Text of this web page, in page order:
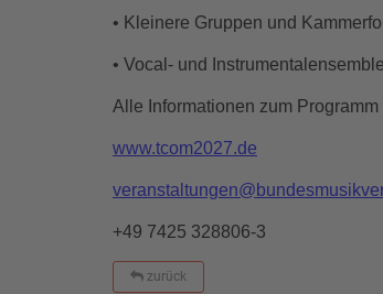
• Kleinere Gruppen und
• Vocal- und
Alle Informationen zum
www.tcom2027.de
+49 7425 328806-3
zurück